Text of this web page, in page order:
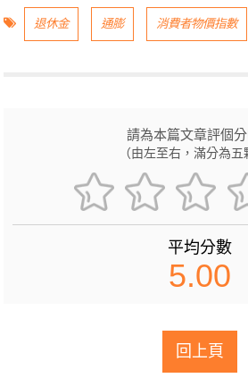
退休金 通膨 消費者物價指數
請為本篇文章評個分
（由左至右，滿分為五
平均分數
5.00
回上頁